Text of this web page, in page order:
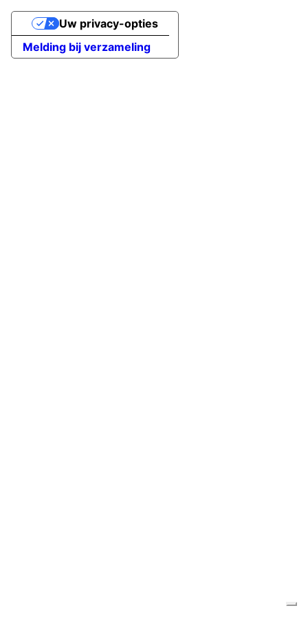
Melding bij verzameling
Uw privacy-opties